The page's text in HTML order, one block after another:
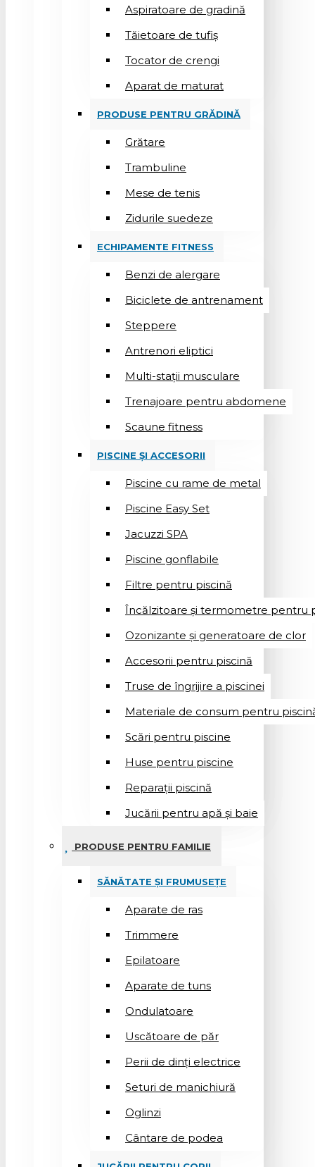
Aspiratoare de gradină
Tăietoare de tufiș
Tocator de crengi
Aparat de maturat
PRODUSE PENTRU GRĂDINĂ
Grătare
Trambuline
Mese de tenis
Zidurile suedeze
ECHIPAMENTE FITNESS
Benzi de alergare
Biciclete de antrenament
Steppere
Antrenori eliptici
Multi-stații musculare
Trenajoare pentru abdomene
Scaune fitness
PISCINE ȘI ACCESORII
Piscine cu rame de metal
Piscine Easy Set
Jacuzzi SPA
Piscine gonflabile
Filtre pentru piscină
Încălzitoare și termometre pentru
Ozonizante și generatoare de clor
Accesorii pentru piscină
Truse de îngrijire a piscinei
Materiale de consum pentru
Scări pentru piscine
Huse pentru piscine
Reparații piscină
Jucării pentru apă și baie
PRODUSE PENTRU FAMILIE
SĂNĂTATE ȘI FRUMUSEȚE
Aparate de ras
Trimmere
Epilatoare
Aparate de tuns
Ondulatoare
Uscătoare de păr
Perii de dinți electrice
Seturi de manichiură
Oglinzi
Cântare de podea